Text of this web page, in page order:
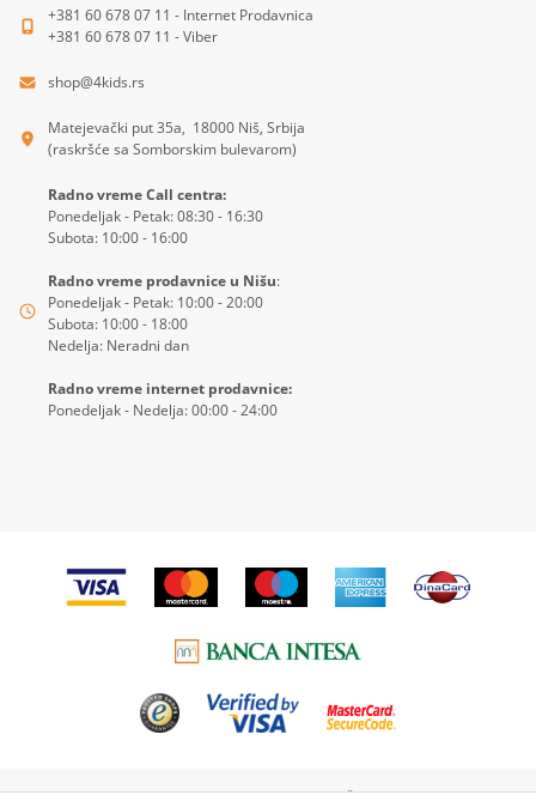
+381 60 678 07 11 - Internet Prodavnica
+381 60 678 07 11 - Viber
shop@4kids.rs
Matejevački put 35a, 18000 Niš, Srbija
(raskršće sa Somborskim bulevarom)
Radno vreme Call centra:
Ponedeljak - Petak: 08:30 - 16:30
Subota: 10:00 - 16:00
Radno vreme prodavnice u Nišu:
Ponedeljak - Petak: 10:00 - 20:00
Subota: 10:00 - 18:00
Nedelja: Neradni dan
Radno vreme internet prodavnice:
Ponedeljak - Nedelja: 00:00 - 24:00
© 20264KIDS| Sva prava zadržana